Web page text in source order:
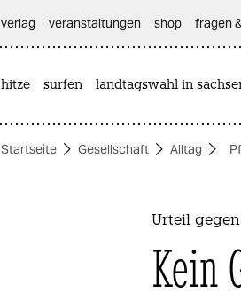
themen
verlag
veranstaltungen shop fragen
hitze surfen landtagswahl in
Startseite Gesellschaft Alltag
Urteil
Kein